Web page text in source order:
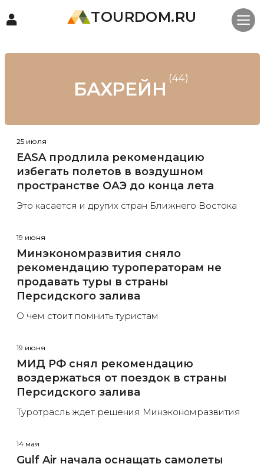
TOURDOM.RU
БАХРЕЙН (44)
25 июля
EASA продлила рекомендацию
избегать полетов в воздушном
пространстве ОАЭ до конца лета
Это касается и других стран Ближнего Востока
19 июня
Минэкономразвития сняло
рекомендацию туроператорам не
продавать туры в страны
Персидского залива
О чем стоит помнить туристам
19 июня
МИД РФ снял рекомендацию
воздержаться от поездок в страны
Персидского залива
Туротрасль ждет решения Минэкономразвития
14 мая
Gulf Air начала оснащать самолеты